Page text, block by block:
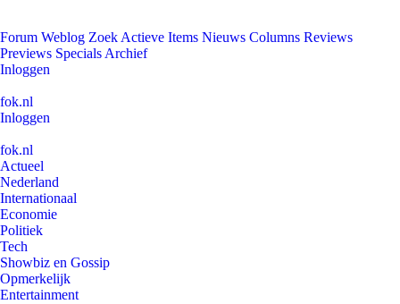
Forum Weblog Zoek Actieve Items Nieuws Columns Reviews
Previews Specials Archief
Inloggen
fok.nl
Inloggen
fok.nl
Actueel
Nederland
Internationaal
Economie
Politiek
Tech
Showbiz en Gossip
Opmerkelijk
Entertainment